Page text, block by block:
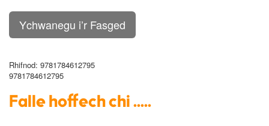
Rhifnod: 9781784612795
9781784612795
Falle hoffech chi .....